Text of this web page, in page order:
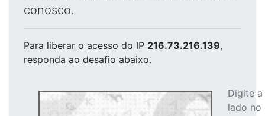
conosco.
Para liberar o acesso do IP 216.73.216.139,
responda ao desafio abaixo.
Digite
lado no